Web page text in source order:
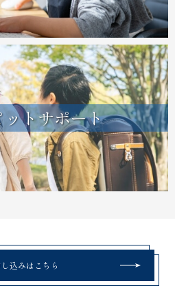
トサポート
込みはこちら